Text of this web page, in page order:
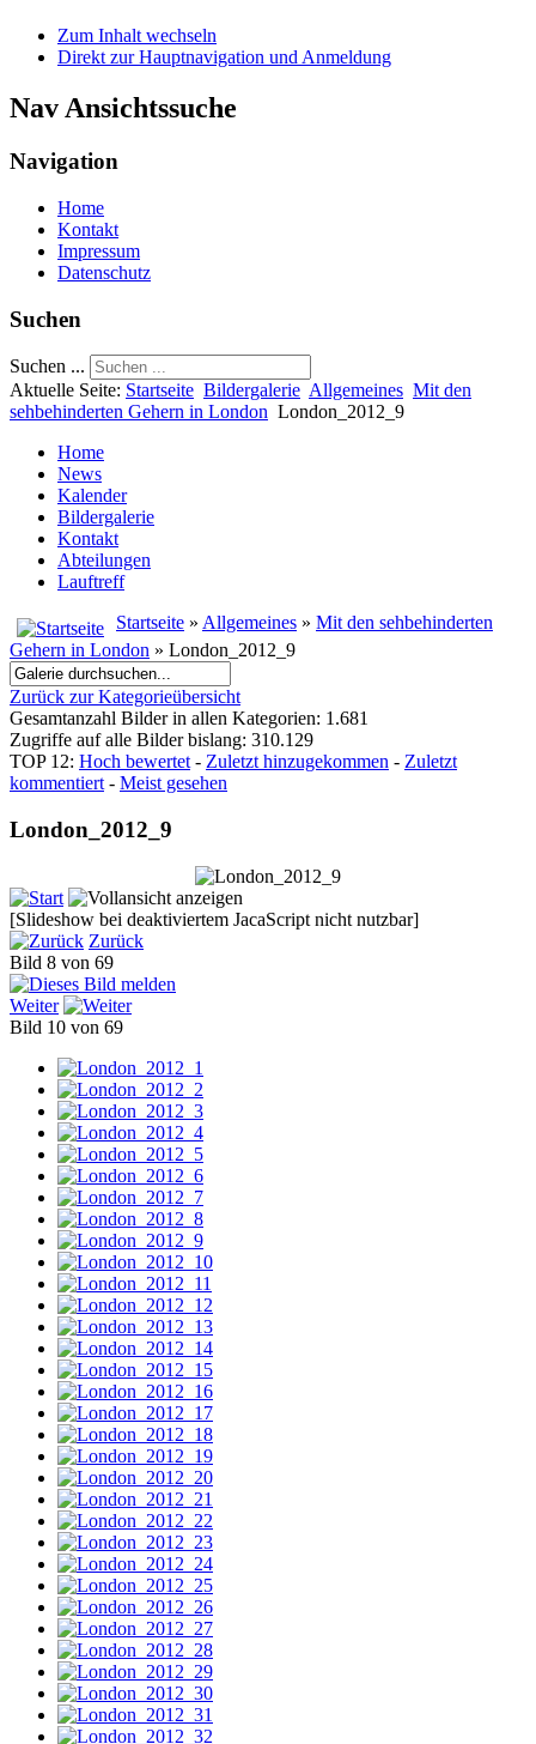
Zum Inhalt wechseln
Direkt zur Hauptnavigation und Anmeldung
Nav Ansichtssuche
Navigation
Home
Kontakt
Impressum
Datenschutz
Suchen
Suchen ...
Aktuelle Seite: Startseite Bildergalerie Allgemeines Mit den
sehbehinderten Gehern in London London_2012_9
Home
News
Kalender
Bildergalerie
Kontakt
Abteilungen
Lauftreff
Startseite » Allgemeines » Mit den sehbehinderten
Gehern in London » London_2012_9
Zurück zur Kategorieübersicht
Gesamtanzahl Bilder in allen Kategorien: 1.681
Zugriffe auf alle Bilder bislang: 310.129
TOP 12: Hoch bewertet- Zuletzt hinzugekommen - Zuletzt
kommentiert- Meist gesehen
London_2012_9
[Slideshow bei deaktiviertem JacaScript nicht nutzbar]
Zurück
Bild 8 von 69
Weiter
Bild 10 von 69